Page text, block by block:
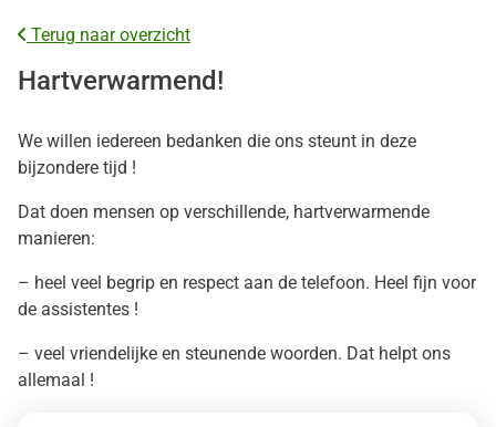
Terug naar overzicht
Hartverwarmend!
We willen iedereen bedanken die ons steunt in deze
bijzondere tijd !
Dat doen mensen op verschillende, hartverwarmende
manieren:
– heel veel begrip en respect aan de telefoon. Heel fijn voor
de assistentes !
– veel vriendelijke en steunende woorden. Dat helpt ons
allemaal !